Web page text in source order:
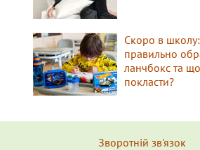
Скоро в
правильно
ланчбокс та
покласти?
Зворотній зв'язок